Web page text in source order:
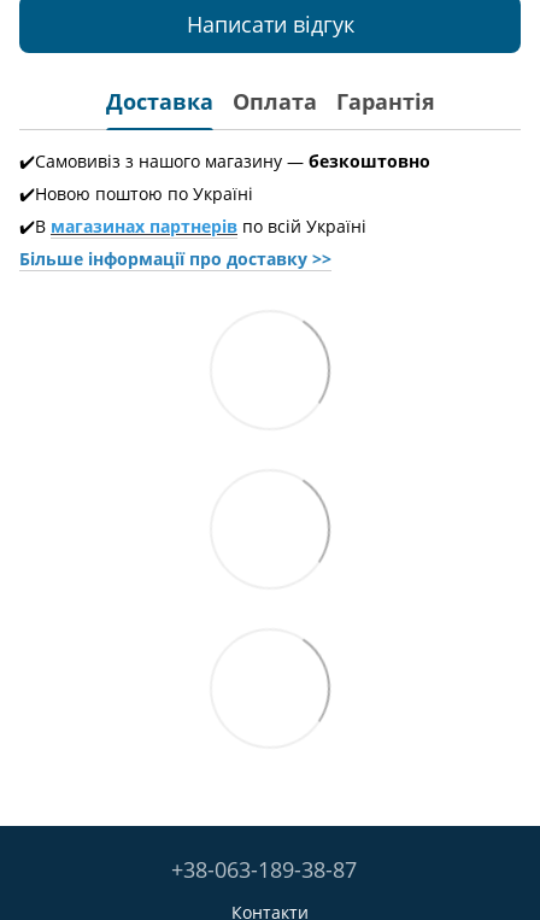
Написати відгук
Доставка Оплата Гарантія
✔️Самовивіз з нашого магазину — безкоштовно
✔️Новою поштою по Україні
✔️В магазинах партнерів по всій Україні
Більше інформації про доставкy >>
+38-063-189-38-87
Контакти